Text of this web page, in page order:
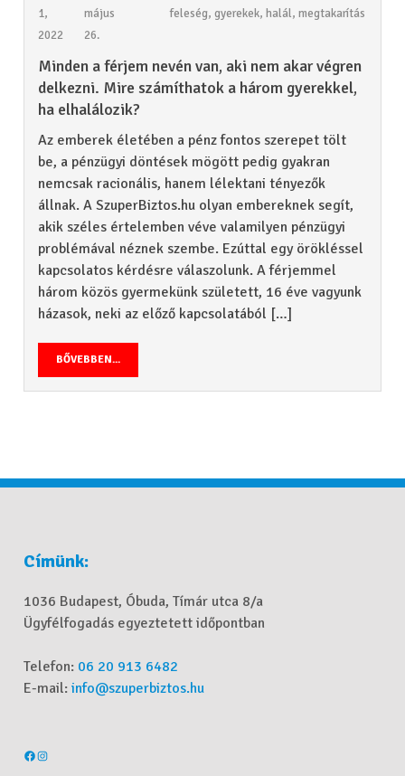
1,
2022
május
26.
feleség, gyerekek, halál, megtakarítás
Minden a férjem nevén van, aki nem akar végren
delkezni. Mire számíthatok a három gyerekkel,
ha elhalálozik?
Az emberek életében a pénz fontos szerepet tölt
be, a pénzügyi döntések mögött pedig gyakran
nemcsak racionális, hanem lélektani tényezők
állnak. A SzuperBiztos.hu olyan embereknek segít,
akik széles értelemben véve valamilyen pénzügyi
problémával néznek szembe. Ezúttal egy örökléssel
kapcsolatos kérdésre válaszolunk. A férjemmel
három közös gyermekünk született, 16 éve vagyunk
házasok, neki az előző kapcsolatából […]
BŐVEBBEN...
Címünk:
1036 Budapest, Óbuda, Tímár utca 8/a
Ügyfélfogadás egyeztetett időpontban
Telefon: 06 20 913 6482
E-mail:info@szuperbiztos.hu